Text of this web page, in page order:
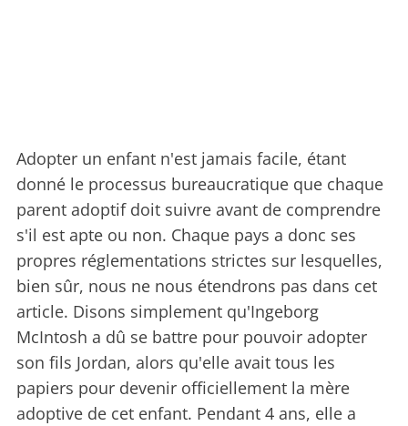
Adopter un enfant n'est jamais facile, étant
donné le processus bureaucratique que chaque
parent adoptif doit suivre avant de comprendre
s'il est apte ou non. Chaque pays a donc ses
propres réglementations strictes sur lesquelles,
bien sûr, nous ne nous étendrons pas dans cet
article. Disons simplement qu'Ingeborg
McIntosh a dû se battre pour pouvoir adopter
son fils Jordan, alors qu'elle avait tous les
papiers pour devenir officiellement la mère
adoptive de cet enfant. Pendant 4 ans, elle a